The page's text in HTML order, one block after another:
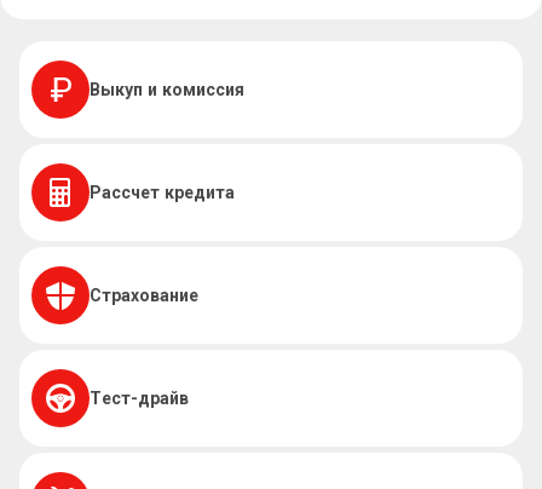
Выкуп и комиссия
Рассчет кредита
Страхование
Тест-драйв